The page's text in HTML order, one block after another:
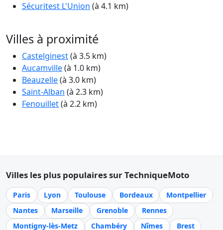
Sécuritest L'Union (à 4.1 km)
Villes à proximité
Castelginest(à 3.5 km)
Aucamville(à 1.0 km)
Beauzelle(à 3.0 km)
Saint-Alban (à 2.3 km)
Fenouillet(à 2.2 km)
Villes les plus populaires sur TechniqueMoto
Paris Lyon Toulouse Bordeaux
Montpellier
Nantes
Marseille Grenoble
Rennes
Montigny-lès-Metz
Chambéry Nîmes Brest